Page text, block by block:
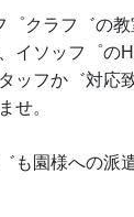
゜クラフ゛の
イソッフ゜の
ッフか゛対応
せ。
も園様への派